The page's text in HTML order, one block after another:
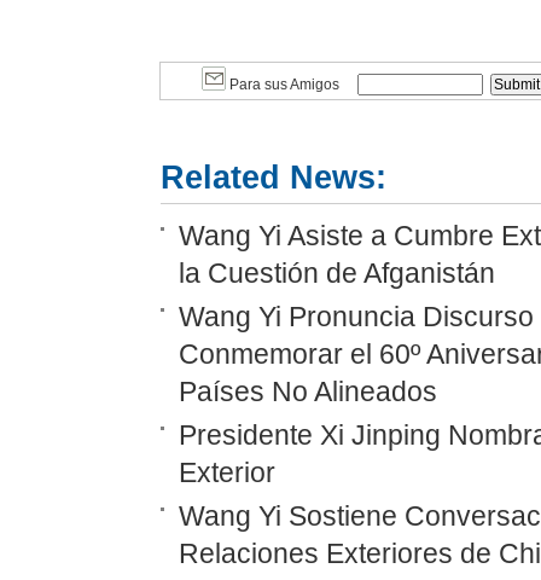
Para sus Amigos
Related News:
Wang Yi Asiste a Cumbre
la Cuestión de Afganistán
Wang Yi Pronuncia
Conmemorar el 60º
Países No Alineados
Presidente Xi Jinping
Exterior
Wang Yi Sostiene
Relaciones Exteriores de